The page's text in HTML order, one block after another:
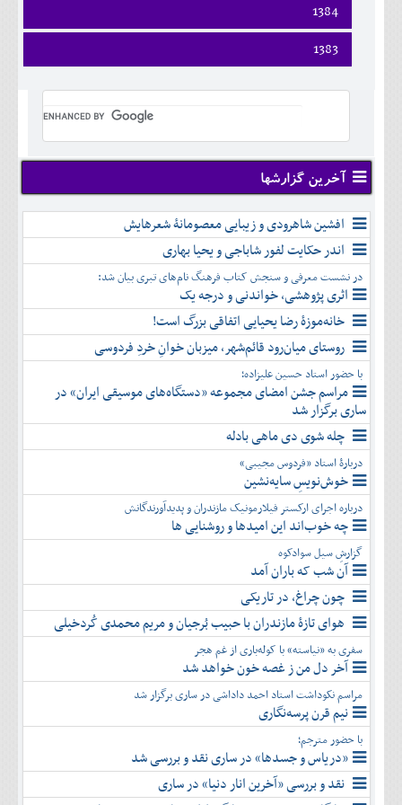
بهمن
اسفند
آذر
دی
بهمن
مهر
آبان
آذر
دی
بهمن
مرداد
شهريور
مهر
آبان
آذر
خرداد
تير
مرداد
شهريور
مهر
دی
بهمن
اسفند
فروردين
ارديبهشت
خرداد
تير
مرداد
آبان
آذر
دی
بهمن
اسفند
1384
فروردين
ارديبهشت
خرداد
شهريور
مهر
آبان
آذر
دی
بهمن
اسفند
1383
فروردين
تير
مرداد
شهريور
مهر
آبان
آذر
دی
بهمن
اسفند
آخرین گزارشها
افشین شاهرودی و زیبایی معصومانۀ شعرهایش
اندر حکایت لفور شاباجی و یحیا بهاری
در نشست معرفی و سنجش کتاب فرهنگ نام‌های تبری بیان شد:
اثری پژوهشی، خواندنی و درجه یک
خانه‌موزۀ رضا یحیایی اتفاقی بزرگ است!
روستای میان‌رود قائم‌شهر، میزبان خوانِ خردِ فردوسی
با حضور استاد حسین علیزاده؛
مراسم جشن امضای مجموعه «دستگاه‌های موسیقی ایران» در
ساری برگزار شد
چله شوی دی ماهی بادله
دربارۀ استاد «فردوس مجیبی»
خوش‌نویسِ سایه‌نشین
درباره اجرای ارکستر فیلارمونیک مازندران و پدیدآورندگانش
چه خوب‌اند این امیدها و روشنایی ها
گزارشِ سیل سوادکوه
آن شب که باران آمد
چون چراغ، در تاریکی
هوای تازۀ مازندران با حبیب بُرجیان و مریم محمدی کُردخیلی
سفری به «نیاسته» با کوله‌باری از غم هجر
آخر دل من ز غصه خون خواهد شد
مراسم نکوداشت استاد احمد داداشی در ساری برگزار شد
نیم قرن پرسه‌نگاری
با حضور مترجم؛
«دریاس و جسدها» در ساری نقد و بررسی شد
نقد و بررسی «آخرین انار دنیا» در ساری